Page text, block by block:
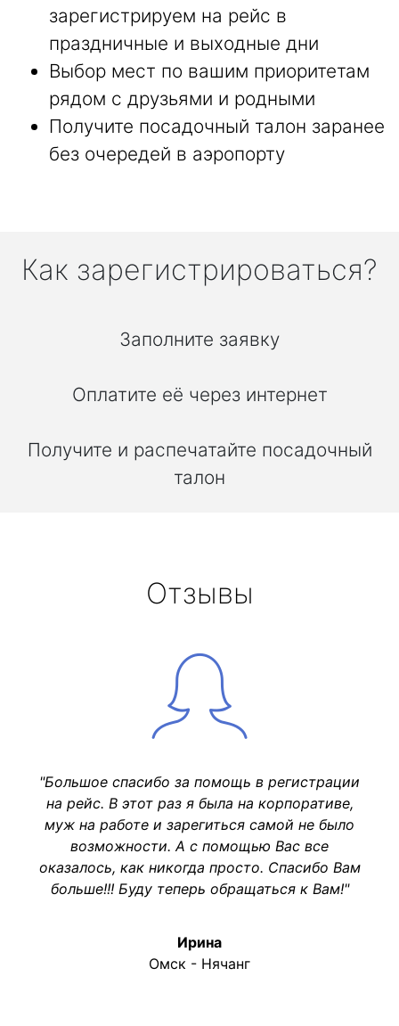
зарегистрируем на рейс в
праздничные и выходные дни
Выбор мест по вашим приоритетам
рядом с друзьями и родными
Получите посадочный талон заранее
без очередей в аэропорту
Как зарегистрироваться?
Заполните заявку
Оплатите её через интернет
Получите и распечатайте посадочный
талон
Отзывы
"Большое спасибо за помощь в регистрации
на рейс. В этот раз я была на корпоративе,
муж на работе и зарегиться самой не было
возможности. А с помощью Вас все
оказалось, как никогда просто. Спасибо Вам
больше!!! Буду теперь обращаться к Вам!"
Ирина
Омск - Нячанг